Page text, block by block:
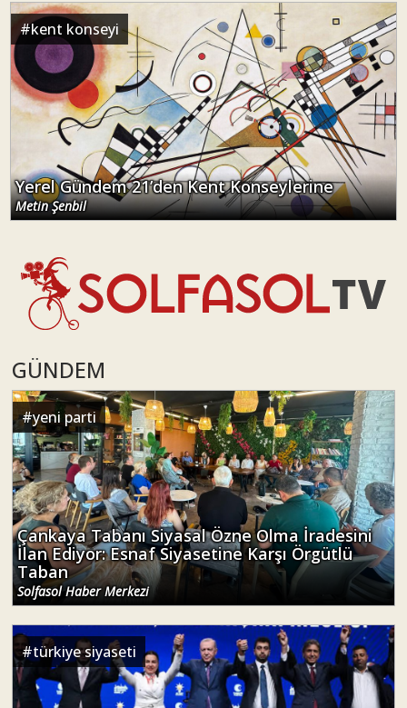
#kent konseyi
Yerel Gündem 21’den Kent Konseylerine
Metin Şenbil
GÜNDEM
#yeni parti
Çankaya Tabanı Siyasal Özne Olma İradesini
İlan Ediyor: Esnaf Siyasetine Karşı Örgütlü
Taban
Solfasol Haber Merkezi
#türkiye siyaseti